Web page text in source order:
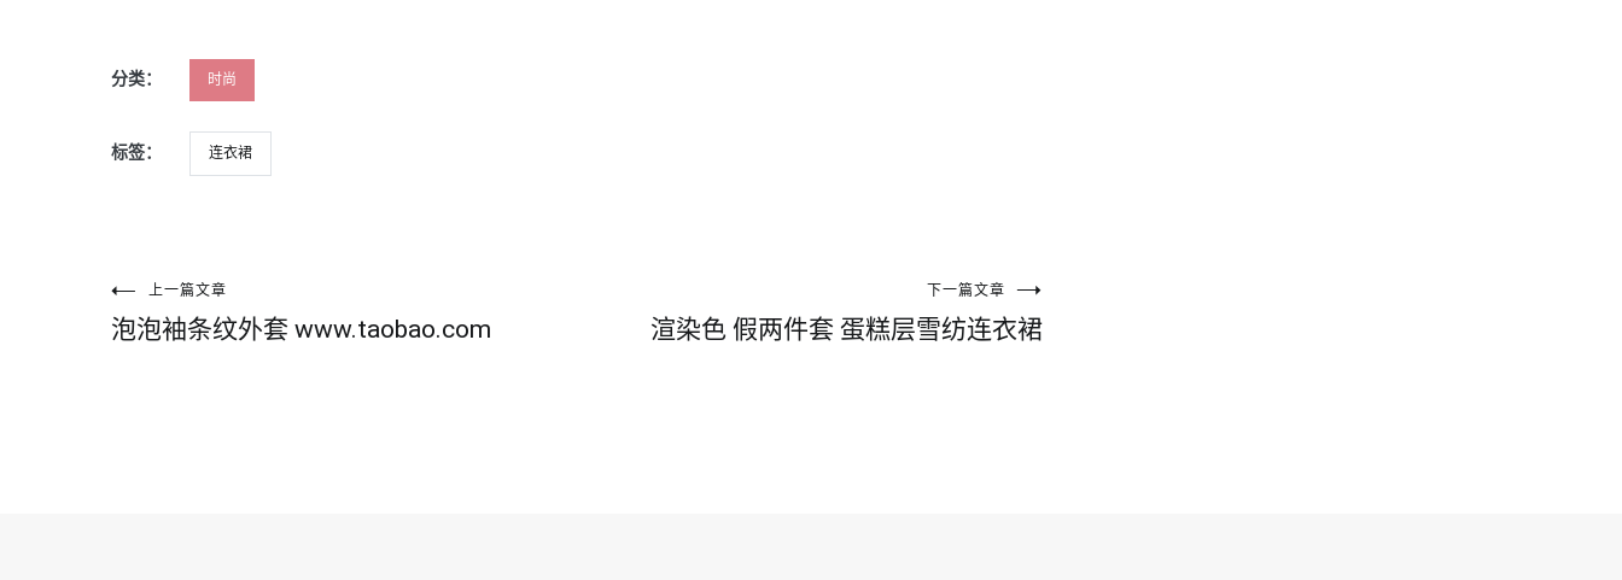
分类： 时尚
标签： 连衣裙
文上一篇文章
泡泡袖条纹外套 www.taobao.com
下一篇文章
渲染色 假两件套 蛋糕层雪纺连衣裙